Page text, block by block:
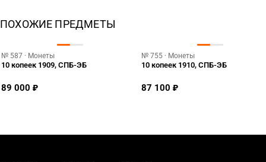
ПОХОЖИЕ ПРЕДМЕТЫ
№ 587 · Монеты
10 копеек 1909, СПБ-ЭБ
89 000 ₽
№ 755 · Монеты
10 копеек 1910, СПБ-ЭБ
87 100 ₽